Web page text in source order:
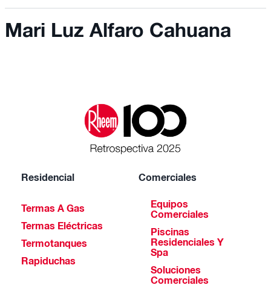
Mari Luz Alfaro Cahuana
Residencial
Termas A Gas
Termas Eléctricas
Termotanques
Rapiduchas
Comerciales
Equipos
Comerciales
Piscinas
Residenciales Y
Spa
Soluciones
Comerciales